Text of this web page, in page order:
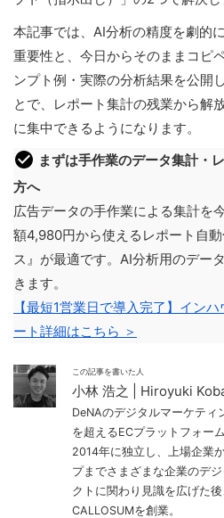
本記事では、AI分析の精度を劇的
重要性と、今日からそのままコピ
ンプト例・実際の分析結果を公開
とで、レポート集計の残業から解
に集中できるようになります。
まずは手作業のデータ集計・
方へ
広告データの手作業による集計を
額4,980円から使えるレポート自
ス』が最適です。AI分析用のデー
きます。
【最短1営業日で導入完了】イン
ート詳細はこちら ＞
この記事を書いた人
小林 浩之 | Hiroyuki
DeNAのデジタルマーケテ
を超えるECプラットフォー
2014年に独立し、上場企業
プまでさまざまな企業のデ
クトに関わり見識を広げた
CALLOSUMを創業。